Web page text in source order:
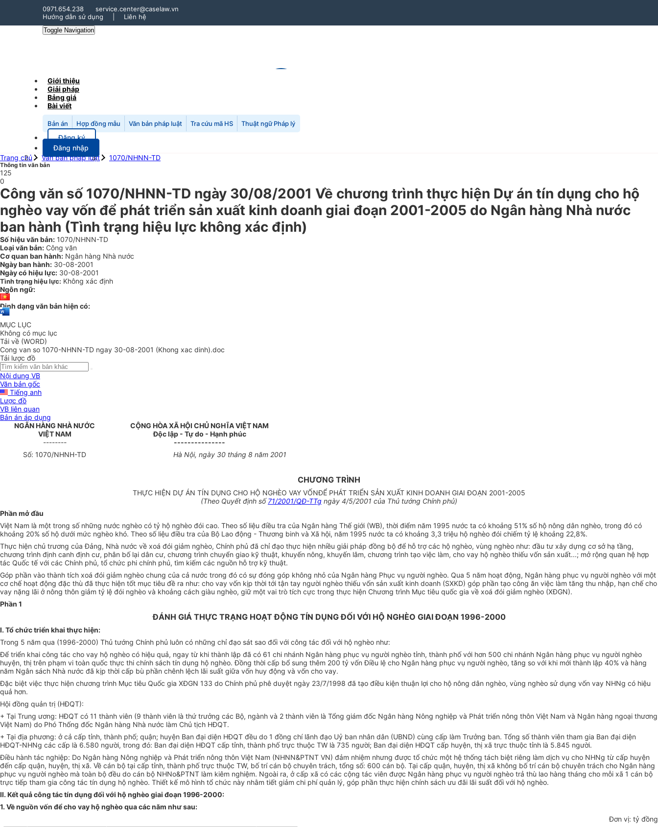
0971.654.238
service.center@caselaw.vn
Hướng dẫn sử dụng
Liên hệ
Toggle Navigation
Giới thiệu
Giải pháp
Bảng giá
Bài viết
Bản án Hợp đồng mẫu Văn bản pháp luật Tra cứu mã HS Thuật ngữ Pháp lý
Đăng ký
Đăng nhập
Trang chủ
Văn bản pháp luật 1070/NHNN-TD
Thông tin văn bản
125
0
Công văn số 1070/NHNN-TD ngày 30/08/2001 Về chương trình thực hiện Dự án tín dụng cho hộ
nghèo vay vốn để phát triển sản xuất kinh doanh giai đoạn 2001-2005 do Ngân hàng Nhà nước
ban hành (Tình trạng hiệu lực không xác định)
Số hiệu văn bản: 1070/NHNN-TD
Loại văn bản: Công văn
Cơ quan ban hành: Ngân hàng Nhà nước
Ngày ban hành: 30-08-2001
Ngày có hiệu lực: 30-08-2001
Tình trạng hiệu lực: Không xác định
Ngôn ngữ:
Định dạng văn bản hiện có:
MỤC LỤC
Không có mục lục
Tải về (WORD)
Cong van so 1070-NHNN-TD ngay 30-08-2001 (Khong xac dinh).doc
Tải lược đồ
Nội dung VB
Văn bản gốc
Tiếng anh
Lược đồ
VB liên quan
Bản án áp dụng
NGÂN HÀNG NHÀ NƯỚC
VIỆT NAM
--------
CỘNG HÒA XÃ HỘI CHỦ NGHĨA VIỆT NAM
Độc lập - Tự do - Hạnh phúc
---------------
Số: 1070/NHNH-TD
Hà Nội, ngày 30 tháng 8 năm 2001
CHƯƠNG TRÌNH
THỰC HIỆN DỰ ÁN TÍN DỤNG CHO HỘ NGHÈO VAY VỐNĐỂ PHÁT TRIỂN SẢN XUẤT KINH DOANH GIAI ĐOẠN 2001-2005
(Theo Quyết định số71/2001/QĐ-TTg ngày 4/5/2001 của Thủ tướng Chính phủ)
Phần mở đầu
Việt Nam là một trong số những nước nghèo có tỷ hộ nghèo đói cao. Theo số liệu điều tra của Ngân hàng Thế giới (WB), thời điểm năm 1995 nước ta có khoảng 51% số hộ nông dân nghèo, trong đó có
khoảng 20% số hộ dưới mức nghèo khó. Theo số liệu điều tra của Bộ Lao động - Thương binh và Xã hội, năm 1995 nước ta có khoảng 3,3 triệu hộ nghèo đói chiếm tỷ lệ khoảng 22,8%.
Thực hiện chủ trương của Đảng, Nhà nước về xoá đói giảm nghèo, Chính phủ đã chỉ đạo thực hiện nhiều giải pháp đồng bộ để hỗ trợ các hộ nghèo, vùng nghèo như: đầu tư xây dựng cơ sở hạ tầng,
chương trình định canh định cư, phân bố lại dân cư, chương trình chuyển giao kỹ thuật, khuyến nông, khuyến lâm, chương trình tạo việc làm, cho vay hộ nghèo thiếu vốn sản xuất...; mở rộng quan hệ hợp
tác Quốc tế với các Chính phủ, tổ chức phi chính phủ, tìm kiếm các nguồn hỗ trợ kỹ thuật.
Góp phần vào thành tích xoá đói giảm nghèo chung của cả nước trong đó có sự đóng góp không nhỏ của Ngân hàng Phục vụ người nghèo. Qua 5 năm hoạt động, Ngân hàng phục vụ người nghèo với một
cơ chế hoạt động đặc thù đã thực hiện tốt mục tiêu đề ra như: cho vay vốn kịp thời tới tận tay người nghèo thiếu vốn sản xuất kinh doanh (SXKD) góp phần tạo công ăn việc làm tăng thu nhập, hạn chế cho
vay nặng lãi ở nông thôn giảm tỷ lệ đói nghèo và khoảng cách giàu nghèo, giữ một vai trò tích cực trong thực hiện Chương trình Mục tiêu quốc gia về xoá đói giảm nghèo (XĐGN).
Phần 1
ĐÁNH GIÁ THỰC TRẠNG HOẠT ĐỘNG TÍN DỤNG ĐỐI VỚI HỘ NGHÈO GIAI ĐOẠN 1996-2000
I. Tổ chức triển khai thực hiện:
Trong 5 năm qua (1996-2000) Thủ tướng Chính phủ luôn có những chỉ đạo sát sao đối với công tác đối với hộ nghèo như:
Để triển khai công tác cho vay hộ nghèo có hiệu quả, ngay từ khi thành lập đã có 61 chi nhánh Ngân hàng phục vụ người nghèo tỉnh, thành phố với hơn 500 chi nhánh Ngân hàng phục vụ người nghèo
huyện, thị trên phạm vi toàn quốc thực thi chính sách tín dụng hộ nghèo. Đồng thời cấp bổ sung thêm 200 tỷ vốn Điều lệ cho Ngân hàng phục vụ người nghèo, tăng so với khi mới thành lập 40% và hàng
năm Ngân sách Nhà nước đã kịp thời cấp bù phần chênh lệch lãi suất giữa vốn huy động và vốn cho vay.
Đặc biệt việc thực hiện chương trình Mục tiêu Quốc gia XĐGN 133 do Chính phủ phê duyệt ngày 23/7/1998 đã tạo điều kiện thuận lợi cho hộ nông dân nghèo, vùng nghèo sử dụng vốn vay NHNg có hiệu
quả hơn.
Hội đồng quản trị (HĐQT):
+ Tại Trung ương: HĐQT có 11 thành viên (9 thành viên là thứ trưởng các Bộ, ngành và 2 thành viên là Tổng giám đốc Ngân hàng Nông nghiệp và Phát triển nông thôn Việt Nam và Ngân hàng ngoại thương
Việt Nam) do Phó Thống đốc Ngân hàng Nhà nước làm Chủ tịch HĐQT.
+ Tại địa phương: ở cả cấp tỉnh, thành phố; quận; huyện Ban đại diện HĐQT đều do 1 đồng chí lãnh đạo Uỷ ban nhân dân (UBND) cùng cấp làm Trưởng ban. Tổng số thành viên tham gia Ban đại diện
HĐQT-NHNg các cấp là 6.580 người, trong đó: Ban đại diện HĐQT cấp tỉnh, thành phố trực thuộc TW là 735 người; Ban đại diện HĐQT cấp huyện, thị xã trực thuộc tỉnh là 5.845 người.
Điều hành tác nghiệp: Do Ngân hàng Nông nghiệp và Phát triển nông thôn Việt Nam (NHNN&PTNT VN) đảm nhiệm nhưng được tổ chức một hệ thống tách biệt riêng làm dịch vụ cho NHNg từ cấp huyện
đến cấp quận, huyện, thị xã. Về cán bộ tại cấp tỉnh, thành phố trực thuộc TW, bố trí cán bộ chuyên trách, tổng số: 600 cán bộ. Tại cấp quận, huyện, thị xã không bố trí cán bộ chuyên trách cho Ngân hàng
phục vụ người nghèo mà toàn bộ đều do cán bộ NHNo&PTNT làm kiêm nghiệm. Ngoài ra, ở cấp xã có các cộng tác viên được Ngân hàng phục vụ người nghèo trả thù lao hàng tháng cho mỗi xã 1 cán bộ
trực tiếp tham gia công tác tín dụng hộ nghèo. Thiết kế mô hình tổ chức này nhằm tiết giảm chi phí quản lý, góp phần thực hiện chính sách ưu đãi lãi suất đối với hộ nghèo.
II. Kết quả công tác tín dụng đối với hộ nghèo giai đoạn 1996-2000:
1. Về nguồn vốn để cho vay hộ nghèo qua các năm như sau:
Đơn vị: tỷ đồng